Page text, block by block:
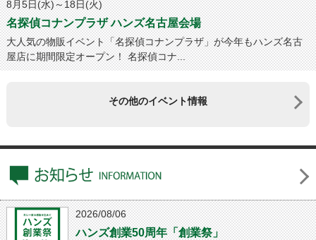
8月5日(水)～18日(火)
名探偵コナンプラザ ハンズ名古屋会場
大人気の物販イベント「名探偵コナンプラザ」が今年もハンズ名古
屋店に期間限定オープン！ 名探偵コナ...
その他のイベント情報
2026/08/06
ハンズ創業50周年「創業祭」